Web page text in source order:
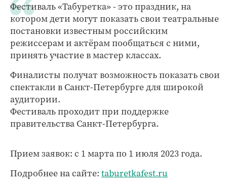
Фестиваль «Табуретка» - это праздник, на
котором дети могут показать свои театральные
постановки известным российским
режиссерам и актёрам пообщаться с ними,
принять участие в мастер классах.
Финалисты получат возможность показать свои
спектакли в Санкт-Петербурге для широкой
аудитории.
Фестиваль проходит при поддержке
правительства Санкт-Петербурга.
Прием заявок: с 1 марта по 1 июля 2023 года.
Подробнее на сайте: taburetkafest.ru